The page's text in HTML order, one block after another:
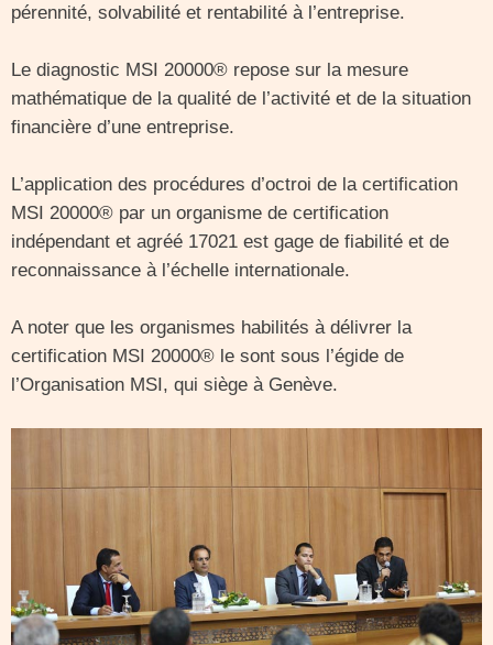
pérennité, solvabilité et rentabilité à l’entreprise.
Le diagnostic MSI 20000® repose sur la mesure
mathématique de la qualité de l’activité et de la situation
financière d’une entreprise.
L’application des procédures d’octroi de la certification
MSI 20000® par un organisme de certification
indépendant et agréé 17021 est gage de fiabilité et de
reconnaissance à l’échelle internationale.
A noter que les organismes habilités à délivrer la
certification MSI 20000® le sont sous l’égide de
l’Organisation MSI, qui siège à Genève.